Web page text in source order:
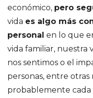
económico, pero
vida es algo más
personal en lo que
vida familiar, nuestra
nos sentimos o el
personas, entre otras
probablemente